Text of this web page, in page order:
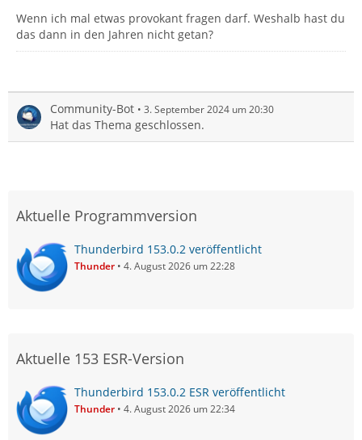
Wenn ich mal etwas provokant fragen darf. Weshalb hast du
das dann in den Jahren nicht getan?
Community-Bot 3. September 2024 um 20:30
Hat das Thema geschlossen.
Aktuelle Programmversion
Thunderbird 153.0.2 veröffentlicht
Thunder 4. August 2026 um 22:28
Aktuelle 153 ESR-Version
Thunderbird 153.0.2 ESR veröffentlicht
Thunder 4. August 2026 um 22:34